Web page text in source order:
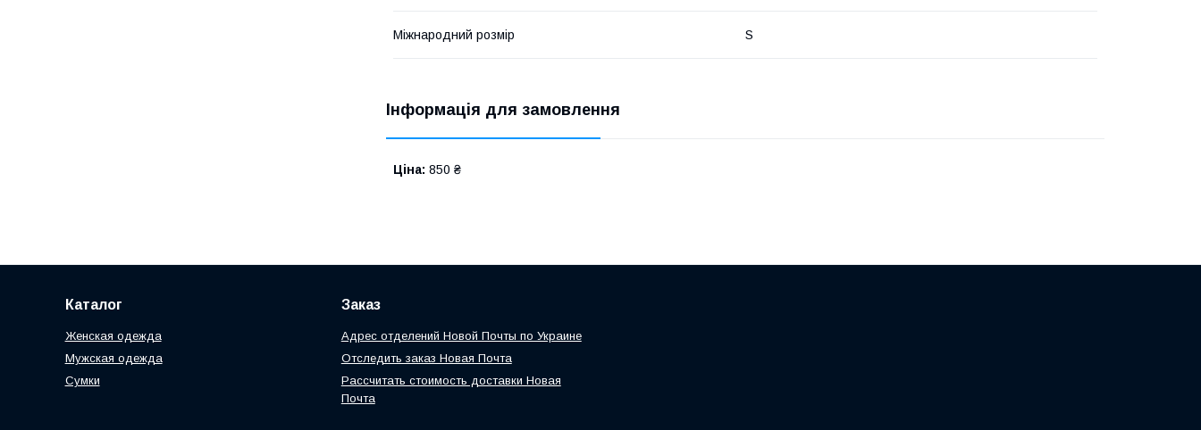
Міжнародний розмір S
Інформація для замовлення
Ціна: 850 ₴
Каталог
Женская одежда
Мужская одежда
Сумки
Заказ
Адрес отделений Новой Почты по Украине
Отследить заказ Новая Почта
Рассчитать стоимость доставки Новая
Почта